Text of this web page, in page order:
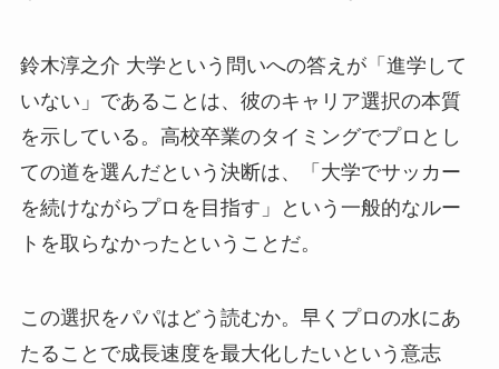
鈴木淳之介 大学という問いへの答えが「進学して
いない」であることは、彼のキャリア選択の本質
を示している。高校卒業のタイミングでプロとし
ての道を選んだという決断は、「大学でサッカー
を続けながらプロを目指す」という一般的なルー
トを取らなかったということだ。
この選択をパパはどう読むか。早くプロの水にあ
たることで成長速度を最大化したいという意志